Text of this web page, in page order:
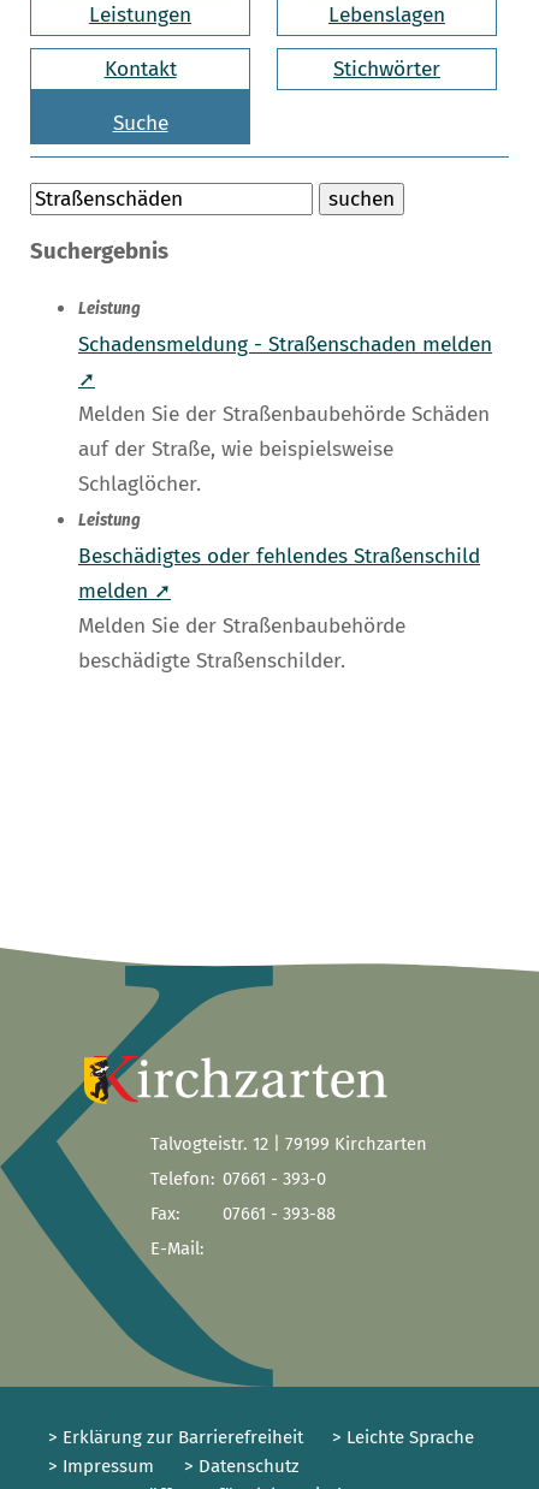
Leistungen Lebenslagen
Kontakt Stichwörter
Suche
Suchergebnis
Leistung
Schadensmeldung - Straßenschaden melden
➚
Melden Sie der Straßenbaubehörde Schäden
auf der Straße, wie beispielsweise
Schlaglöcher.
Leistung
Beschädigtes oder fehlendes Straßenschild
melden ➚
Melden Sie der Straßenbaubehörde
beschädigte Straßenschilder.
Talvogteistr. 12 | 79199 Kirchzarten
Telefon: 07661 - 393-0
Fax:
07661 - 393-88
E-Mail:
> Erklärung zur Barrierefreiheit
> Leichte Sprache
> Impressum
> Datenschutz